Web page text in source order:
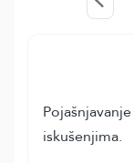
iskušenjima.